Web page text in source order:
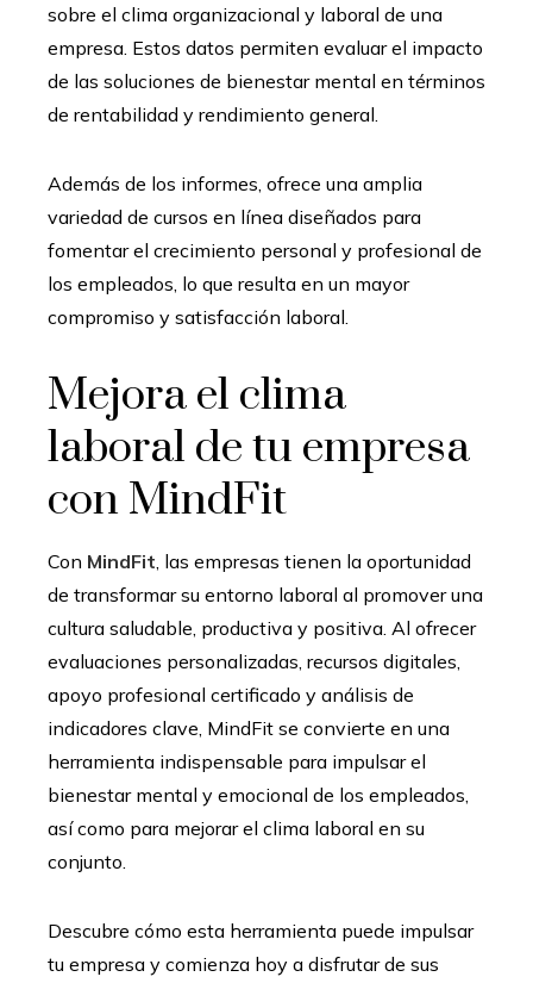
sobre el clima organizacional y laboral de una
empresa. Estos datos permiten evaluar el impacto
de las soluciones de bienestar mental en términos
de rentabilidad y rendimiento general.
Además de los informes, ofrece una amplia
variedad de cursos en línea diseñados para
fomentar el crecimiento personal y profesional de
los empleados, lo que resulta en un mayor
compromiso y satisfacción laboral.
Mejora el clima
laboral de tu empresa
con MindFit
Con MindFit , las empresas tienen la oportunidad
de transformar su entorno laboral al promover una
cultura saludable, productiva y positiva. Al ofrecer
evaluaciones personalizadas, recursos digitales,
apoyo profesional certificado y análisis de
indicadores clave, MindFit se convierte en una
herramienta indispensable para impulsar el
bienestar mental y emocional de los empleados,
así como para mejorar el clima laboral en su
conjunto.
Descubre cómo esta herramienta puede impulsar
tu empresa y comienza hoy a disfrutar de sus